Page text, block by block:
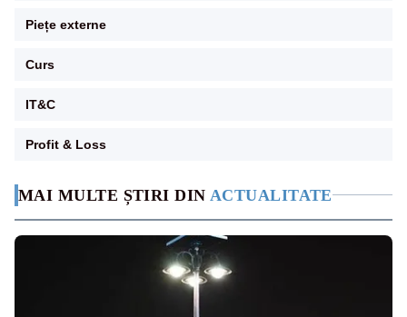
MAI MULTE ȘTIRI DIN ACTUALITATE
Piețe externe
Curs
IT&C
Profit & Loss